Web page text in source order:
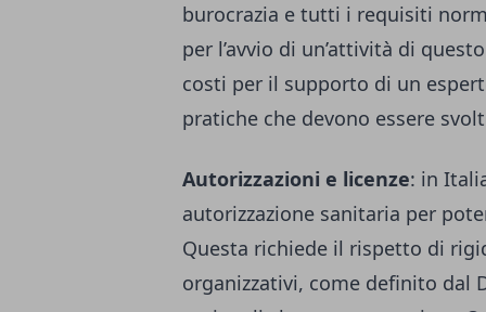
burocrazia e tutti i requisiti
per l’avvio di un’attività di
costi per il supporto di un
pratiche che devono essere
Autorizzazioni e licenze: in
autorizzazione sanitaria per
Questa richiede il rispetto di
organizzativi, come definito dal